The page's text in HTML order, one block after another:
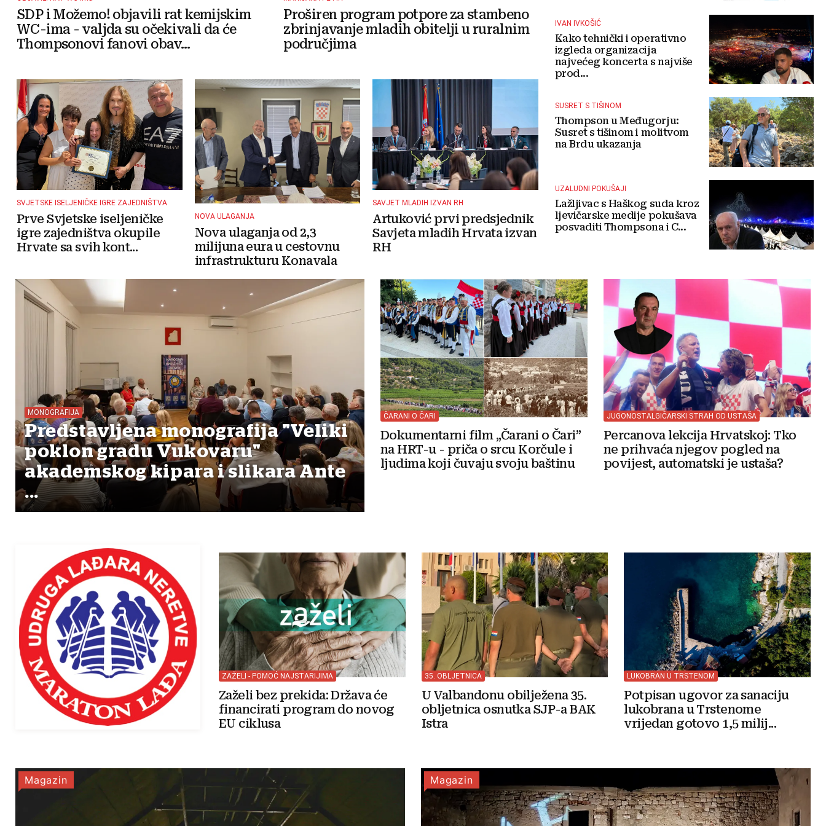
SDP i Možemo! objavili rat kemijskim
WC-ima - valjda su očekivali da će
Thompsonovi fanovi obav...
Proširen program potpore za stambeno
zbrinjavanje mladih obitelji u ruralnim
područjima
SVJETSKE ISELJENIČKE IGRE ZAJEDNIŠTVA
Prve Svjetske iseljeničke
igre zajedništva okupile
Hrvate sa svih kont...
NOVA ULAGANJA
Nova ulaganja od 2,3
milijuna eura u cestovnu
infrastrukturu Konavala
SAVJET MLADIH IZVAN RH
Artuković prvi predsjednik
Savjeta mladih Hrvata izvan
RH
IVAN IVKOŠIĆ
Kako tehnički i operativno
izgleda organizacija
najvećeg koncerta s najviše
prod...
SUSRET S TIŠINOM
Thompson u Međugorju:
Susret s tišinom i molitvom
na Brdu ukazanja
UZALUDNI POKUŠAJI
Lažljivac s Haškog suda kroz
ljevičarske medije pokušava
posvaditi Thompsona i C...
MONOGRAFIJA
Predstavljena monografija "Veliki
poklon gradu Vukovaru"
akademskog kipara i slikara Ante
...
ČARANI O ČARI
Dokumentarni film „Čarani o Čari”
na HRT-u - priča o srcu Korčule i
ljudima koji čuvaju svoju baštinu
JUGONOSTALGIČARSKI STRAH OD USTAŠA
Percanova lekcija Hrvatskoj: Tko
ne prihvaća njegov pogled na
povijest, automatski je ustaša?
ZAŽELI - POMOĆ NAJSTARIJIMA
Zaželi bez prekida: Država će
financirati program do novog
EU ciklusa
35. OBLJETNICA
U Valbandonu obilježena 35.
obljetnica osnutka SJP-a BAK
Istra
LUKOBRAN U TRSTENOM
Potpisan ugovor za sanaciju
lukobrana u Trstenome
vrijedan gotovo 1,5 milij...
Magazin Magazin